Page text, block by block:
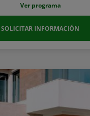
Ver programa
SOLICITAR INFORMACIÓN